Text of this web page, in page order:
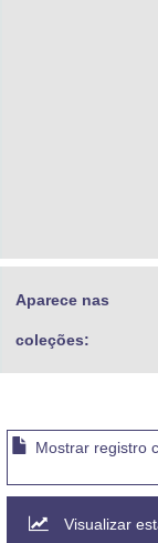
Aparece nas
coleções:
Mostrar registro
Visualizar